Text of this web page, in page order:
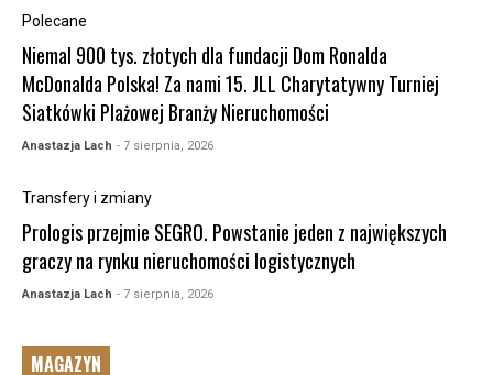
Polecane
Niemal 900 tys. złotych dla fundacji Dom Ronalda
McDonalda Polska! Za nami 15. JLL Charytatywny Turniej
Siatkówki Plażowej Branży Nieruchomości
Anastazja Lach - 7 sierpnia, 2026
Transfery i zmiany
Prologis przejmie SEGRO. Powstanie jeden z największych
graczy na rynku nieruchomości logistycznych
Anastazja Lach - 7 sierpnia, 2026
MAGAZYN